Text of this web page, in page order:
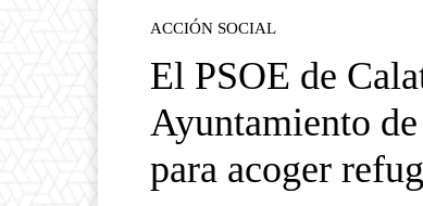
ACCIÓN SOCIAL
El PSOE de
Ayuntamiento
para acoger